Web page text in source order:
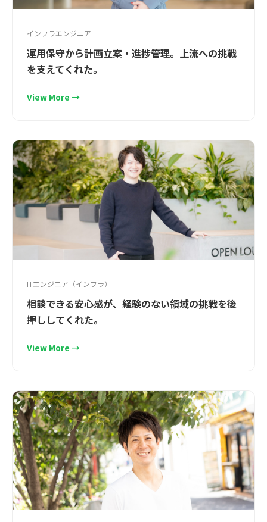
インフラエンジニア
運用保守から計画立案・進捗管理。上流への挑戦
を支えてくれた。
View More →
ITエンジニア（インフラ）
相談できる安心感が、経験のない領域の挑戦を後
押ししてくれた。
View More →